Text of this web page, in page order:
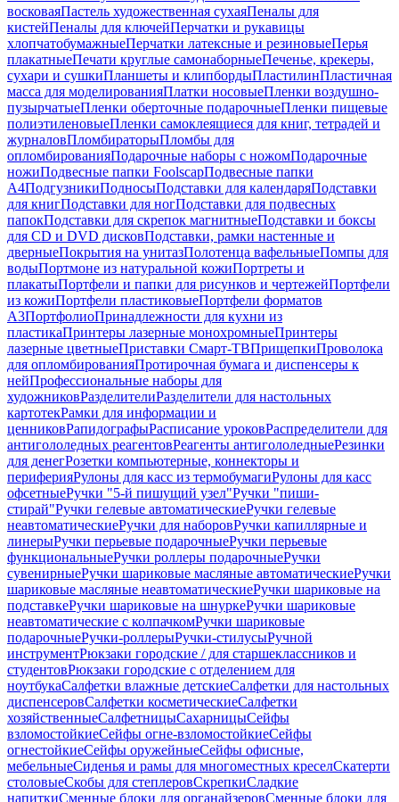
восковаяПастель художественная сухаяПеналы для
кистейПеналы для ключейПерчатки и рукавицы
хлопчатобумажныеПерчатки латексные и резиновыеПерья
плакатныеПечати круглые самонаборныеПеченье, крекеры,
сухари и сушкиПланшеты и клипбордыПластилинПластичная
масса для моделированияПлатки носовыеПленки воздушно-
пузырчатыеПленки оберточные подарочныеПленки пищевые
полиэтиленовыеПленки самоклеящиеся для книг, тетрадей и
журналовПломбираторыПломбы для
опломбированияПодарочные наборы с ножомПодарочные
ножиПодвесные папки FoolscapПодвесные папки
А4ПодгузникиПодносыПодставки для календаряПодставки
для книгПодставки для ногПодставки для подвесных
папокПодставки для скрепок магнитныеПодставки и боксы
для CD и DVD дисковПодставки, рамки настенные и
дверныеПокрытия на унитазПолотенца вафельныеПомпы для
водыПортмоне из натуральной кожиПортреты и
плакатыПортфели и папки для рисунков и чертежейПортфели
из кожиПортфели пластиковыеПортфели форматов
А3ПортфолиоПринадлежности для кухни из
пластикаПринтеры лазерные монохромныеПринтеры
лазерные цветныеПриставки Смарт-ТВПрищепкиПроволока
для опломбированияПротирочная бумага и диспенсеры к
нейПрофессиональные наборы для
художниковРазделителиРазделители для настольных
картотекРамки для информации и
ценниковРапидографыРасписание уроковРаспределители для
антигололедных реагентовРеагенты антигололедныеРезинки
для денегРозетки компьютерные, коннекторы и
периферияРулоны для касс из термобумагиРулоны для касс
офсетныеРучки "5-й пишущий узел"Ручки "пиши-
стирай"Ручки гелевые автоматическиеРучки гелевые
неавтоматическиеРучки для наборовРучки капиллярные и
линерыРучки перьевые подарочныеРучки перьевые
функциональныеРучки роллеры подарочныеРучки
сувенирныеРучки шариковые масляные автоматическиеРучки
шариковые масляные неавтоматическиеРучки шариковые на
подставкеРучки шариковые на шнуркеРучки шариковые
неавтоматические с колпачкомРучки шариковые
подарочныеРучки-роллерыРучки-стилусыРучной
инструментРюкзаки городские / для старшеклассников и
студентовРюкзаки городские с отделением для
ноутбукаСалфетки влажные детскиеСалфетки для настольных
диспенсеровСалфетки косметическиеСалфетки
хозяйственныеСалфетницыСахарницыСейфы
взломостойкиеСейфы огне-взломостойкиеСейфы
огнестойкиеСейфы оружейныеСейфы офисные,
мебельныеСиденья и рамы для многоместных креселСкатерти
столовыеСкобы для степлеровСкрепкиСладкие
напиткиСменные блоки для органайзеровСменные блоки для